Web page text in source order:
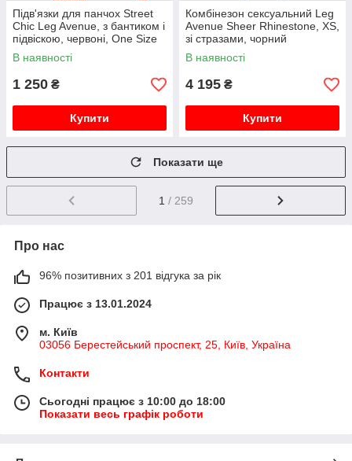
Підв'язки для панчох Street
Chic Leg Avenue, з бантиком і
підвіскою, червоні, One Size
В наявності
1 250 ₴
Купити
Комбінезон сексуальний Leg
Avenue Sheer Rhinestone, XS,
зі стразами, чорний
В наявності
4 195 ₴
Купити
Показати ще
1 / 259
Про нас
96% позитивних з 201 відгука за рік
Працює з 13.01.2024
м. Київ
03056 Берестейський проспект, 25, Київ, Україна
Контакти
Сьогодні працює з 10:00 до 18:00
Показати весь графік роботи